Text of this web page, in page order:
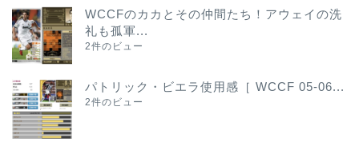
WCCFのカカとその仲間たち！アウェイの洗
礼も孤軍...
2件のビュー
パトリック・ビエラ使用感［ WCCF 05-06...
2件のビュー